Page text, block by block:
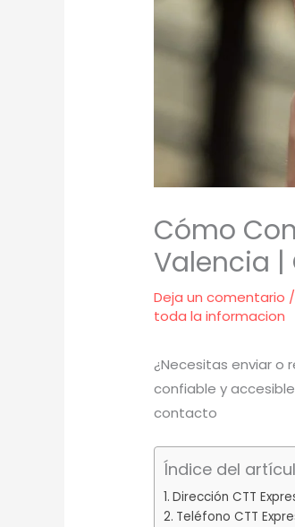
Cómo
Valencia |
Deja un comentario /
toda la informacion
¿Necesitas enviar o
confiable y
contacto
Índice del
Dirección CTT
Teléfono CTT